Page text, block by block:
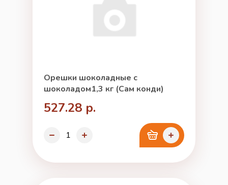
Орешки шоколадные с
шоколадом1,3 кг (Сам конди)
527.28 р.